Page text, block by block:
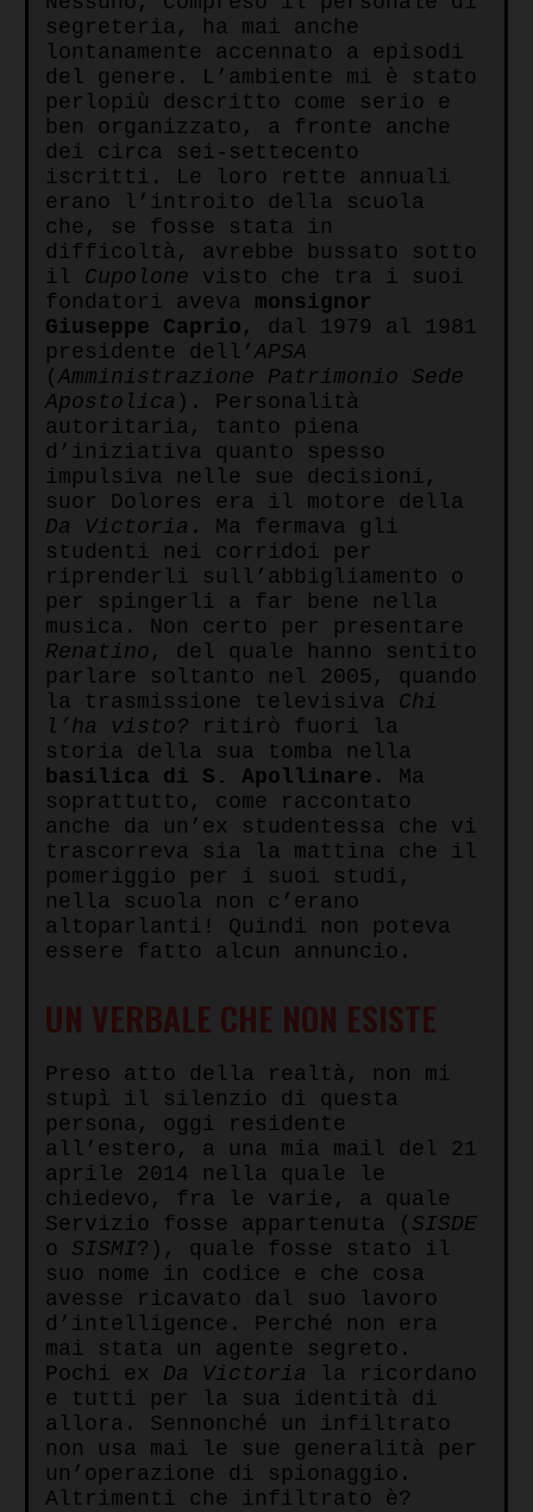
segreteria, ha mai anche
lontanamente accennato a episodi
del genere. L’ambiente mi è stato
perlopiù descritto come serio e
ben organizzato, a fronte anche
dei circa sei-settecento
iscritti. Le loro rette annuali
erano l’introito della scuola
che, se fosse stata in
difficoltà, avrebbe bussato sotto
il Cupolone visto che tra i suoi
fondatori aveva monsignor
Giuseppe Caprio , dal 1979 al 1981
presidente dell’ APSA
( Amministrazione Patrimonio Sede
Apostolica ). Personalità
autoritaria, tanto piena
d’iniziativa quanto spesso
impulsiva nelle sue decisioni,
suor Dolores era il motore della
Da Victoria . Ma fermava gli
studenti nei corridoi per
riprenderli sull’abbigliamento o
per spingerli a far bene nella
musica. Non certo per presentare
Renatino , del quale hanno sentito
parlare soltanto nel 2005, quando
la trasmissione televisiva Chi
l’ha visto? ritirò fuori la
storia della sua tomba nella
basilica di S. Apollinare . Ma
soprattutto, come raccontato
anche da un’ex studentessa che vi
trascorreva sia la mattina che il
pomeriggio per i suoi studi,
nella scuola non c’erano
altoparlanti! Quindi non poteva
essere fatto alcun annuncio.
UN VERBALE CHE NON ESISTE
Preso atto della realtà, non mi
stupì il silenzio di questa
persona, oggi residente
all’estero, a una mia mail del 21
aprile 2014 nella quale le
chiedevo, fra le varie, a quale
Servizio fosse appartenuta ( SISDE
o SISMI?), quale fosse stato il
suo nome in codice e che cosa
avesse ricavato dal suo lavoro
d’intelligence. Perché non era
mai stata un agente segreto.
Pochi ex Da Victoria la ricordano
e tutti per la sua identità di
allora. Sennonché un infiltrato
non usa mai le sue generalità per
un’operazione di spionaggio.
Altrimenti che infiltrato è?